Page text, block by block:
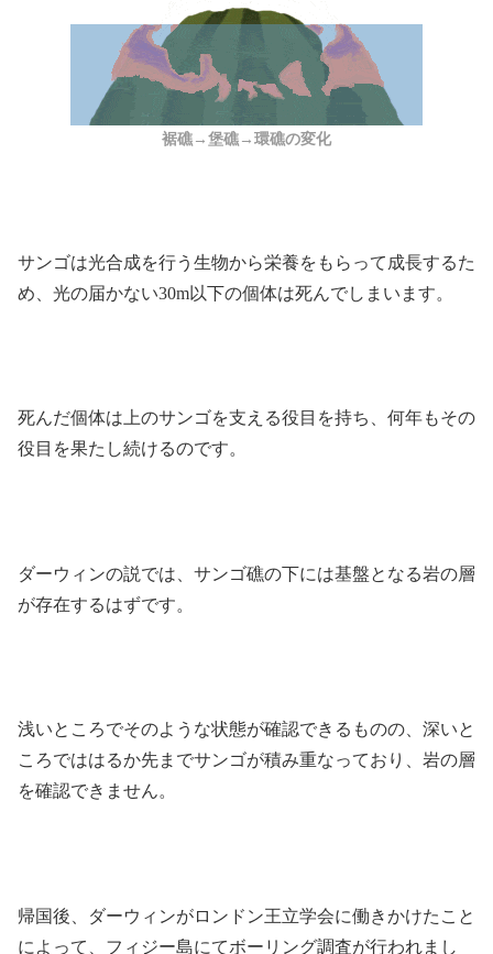
裾礁→堡礁→環礁の変化
サンゴは光合成を行う生物から栄養をもらって成長するた
め、光の届かない30m以下の個体は死んでしまいます。
死んだ個体は上のサンゴを支える役目を持ち、何年もその
役目を果たし続けるのです。
ダーウィンの説では、サンゴ礁の下には基盤となる岩の層
が存在するはずです。
浅いところでそのような状態が確認できるものの、深いと
ころでははるか先までサンゴが積み重なっており、岩の層
を確認できません。
帰国後、ダーウィンがロンドン王立学会に働きかけたこと
によって、フィジー島にてボーリング調査が行われまし